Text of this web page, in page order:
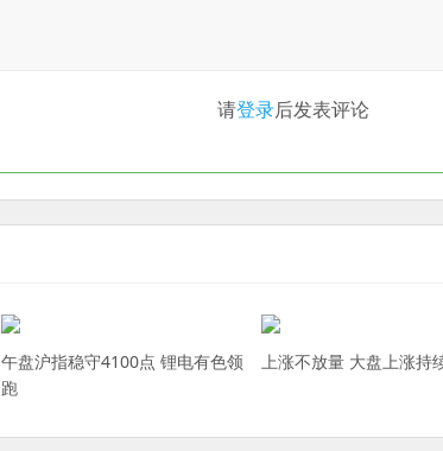
请登录后发表评论
午盘沪指稳守4100点 锂电有色领
跑
上涨不放量 大盘上涨持